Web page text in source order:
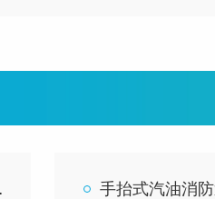
手抬式汽油消防泵的操